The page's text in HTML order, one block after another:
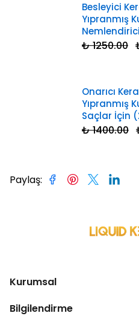
Besleyici
Yıpranmış
₺ 1250.00
Onarıcı
Yıpranmış
Saçlar İçin
₺ 1400.00
Paylaş:
Kurumsal
Bilgilendirme